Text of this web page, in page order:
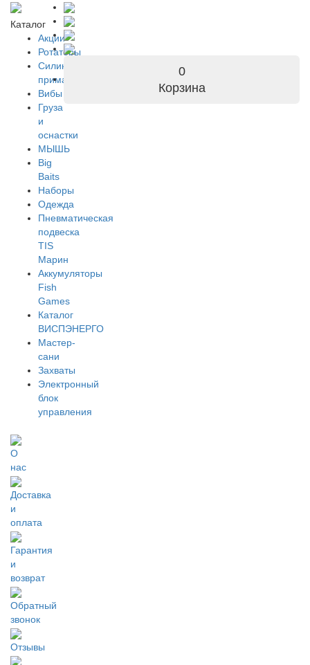
Каталог
Акции
Ротаторы
Силиконовые
приманки
Вибы
Груза
и
оснастки
МЫШЬ
Big
Baits
Наборы
Одежда
Пневматическая
подвеска
TIS
Марин
Аккумуляторы
Fish
Games
Каталог
ВИСПЭНЕРГО
Мастер-
сани
Захваты
Электронный
блок
управления
О
нас
Доставка
и
оплата
Гарантия
и
возврат
Обратный
звонок
Отзывы
0
Корзина